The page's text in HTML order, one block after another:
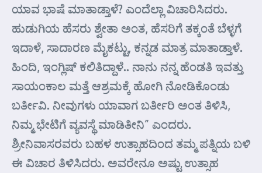
ಯಾವ ಭಾಷೆ ಮಾತಾಡ್ತಾಳೆ? ಎಂದೆಲ್ಲಾ ವಿಚಾರಿಸಿದರು.
ಹುಡುಗಿಯ ಹೆಸರು ಶ್ವೇತಾ ಅಂತ, ಹೆಸರಿಗೆ ತಕ್ಕಂತೆ ಬೆಳ್ಳಗೆ
ಇದಾಳೆ, ಸಾದಾರಣ ಮೈಕಟ್ಟು, ಕನ್ನಡ ಮಾತ್ರ ಮಾತಾಡ್ತಾಳೆ.
ಹಿಂದಿ, ಇಂಗ್ಲಿಷ್ ಕಲಿತಿದ್ದಾಳೆ.. ನಾನು ನನ್ನ ಹೆಂಡತಿ ಇವತ್ತು
ಸಾಯಂಕಾಲ ಮತ್ತೆ ಆಶ್ರಮಕ್ಕೆ ಹೋಗಿ ನೋಡಿಕೊಂಡು
ಬರ್ತೀವಿ. ನೀವುಗಳು ಯಾವಾಗ ಬರ್ತೀರಿ ಅಂತ ತಿಳಿಸಿ,
ನಿಮ್ಮ ಭೇಟಿಗೆ ವ್ಯವಸ್ಥೆ ಮಾಡಿತೀನಿ” ಎಂದರು.
ಶ್ರೀನಿವಾಸರವರು ಬಹಳ ಉತ್ಸಾಹದಿಂದ ತಮ್ಮ ಪತ್ನಿಯ ಬಳಿ
ಈ ವಿಚಾರ ತಿಳಿಸಿದರು. ಅವರೇನೂ ಅಷ್ಟು ಉತ್ಸಾಹ